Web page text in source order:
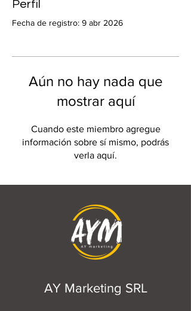
Perfil
Fecha de registro: 9 abr 2026
Aún no hay nada que
mostrar aquí
Cuando este miembro agregue
información sobre sí mismo, podrás
verla aquí.
AY Marketing SRL